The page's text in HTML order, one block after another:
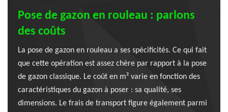
Pose de gazon en rouleau : parlons
des coûts
La pose de gazon en rouleau a ses spécificités. Ce qui fait
que cette opération est assez chère par rapport à la pose
de gazon classique. Le coût en m² varie en fonction des
caractéristiques du gazon à poser : sa qualité, ses
dimensions. Le frais de transport figure également parmi